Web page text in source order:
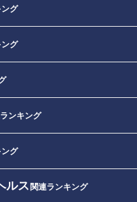
グ
グ
ンキング
グ
ルス 関連ランキング